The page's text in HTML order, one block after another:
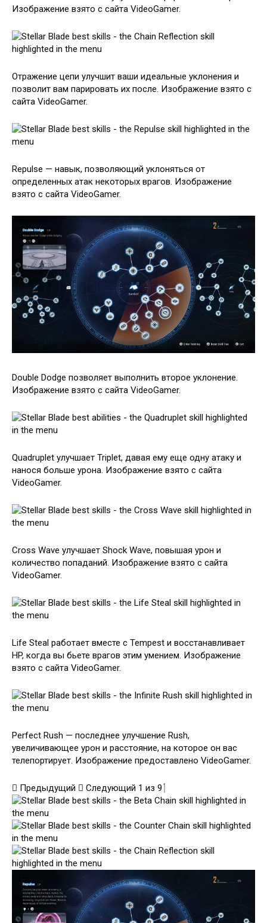
Изображение взято с сайта VideoGamer.
Отражение цепи улучшит ваши идеальные уклонения и
позволит вам парировать их после. Изображение взято с
сайта VideoGamer.
Repulse — навык, позволяющий уклоняться от
определенных атак некоторых врагов. Изображение
взято с сайта VideoGamer.
Double Dodge позволяет выполнить второе уклонение.
Изображение взято с сайта VideoGamer.
Quadruplet улучшает Triplet, давая ему еще одну атаку и
нанося больше урона. Изображение взято с сайта
VideoGamer.
Cross Wave улучшает Shock Wave, повышая урон и
количество попаданий. Изображение взято с сайта
VideoGamer.
Life Steal работает вместе с Tempest и восстанавливает
HP, когда вы бьете врагов этим умением. Изображение
взято с сайта VideoGamer.
Perfect Rush — последнее улучшение Rush,
увеличивающее урон и расстояние, на которое он вас
телепортирует. Изображение предоставлено VideoGamer.
Предыдущий Следующий 1 из 9